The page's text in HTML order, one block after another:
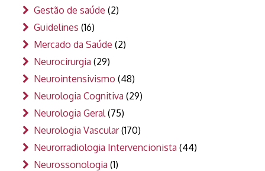
Gestão de saúde (2)
Guidelines (16)
Mercado da Saúde (2)
Neurocirurgia (29)
Neurointensivismo (48)
Neurologia Cognitiva (29)
Neurologia Geral(75)
Neurologia Vascular(170)
Neurorradiologia Intervencionista (44)
Neurossonologia (1)